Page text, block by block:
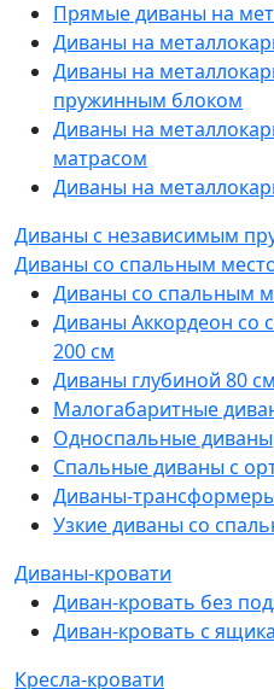
Прямые диваны на
Диваны на
Диваны на
пружинным блоком
Диваны на
матрасом
Диваны на
Диваны с независимым
Диваны со спальным
Диваны со спальным
Диваны Аккордеон со
200 см
Диваны глубиной 80
Малогабаритные
Односпальные диваны
Спальные диваны с
Диваны-
Узкие диваны со
Диваны-кровати
Диван-кровать без
Диван-кровать с
Кресла-кровати